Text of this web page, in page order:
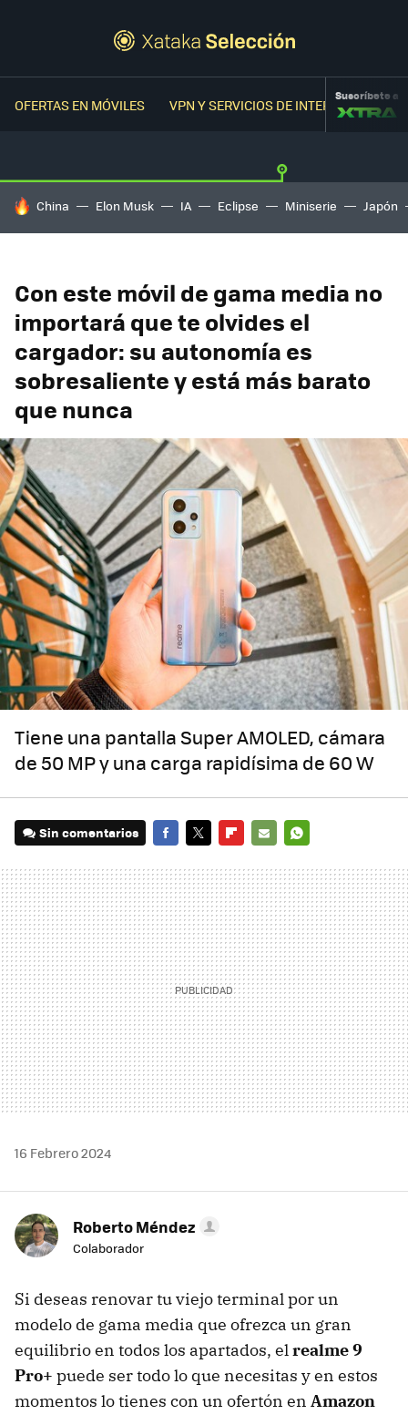
OFERTAS EN MÓVILES VPN Y SERVICIOS DE INTERNETSuscríbete a
HOY SE HABLA DE
China Elon Musk IA Eclipse Miniserie Japón
Con este móvil de gama media no
importará que te olvides el
cargador: su autonomía es
sobresaliente y está más barato
que nunca
Tiene una pantalla Super AMOLED, cámara
de 50 MP y una carga rapidísima de 60 W
Sin comentarios
MAIL
16 Febrero 2024
Roberto Méndez
Colaborador
Si deseas renovar tu viejo terminal por un
modelo de gama media que ofrezca un gran
equilibrio en todos los apartados, elrealme 9
Pro+ puede ser todo lo que necesitas y en estos
momentos lo tienes con un ofertón en Amazon